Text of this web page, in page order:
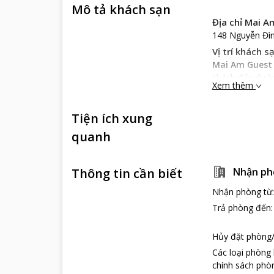
Mô tả khách sạn
Địa chỉ Mai
148 Nguyễn
Vị trí khách
Mai Am Guest
khách đến du
Đặc trưng
đặc sản của
với bất kỳ nhà
miền khác
Dịch vụ khác
Am Guest
massage để
Ngoài ra, đội
Xem thêm
Tiện ích xung
quanh
Thông tin cần biết Nhận
Nhận phòng từ:
Trả phòng đến:
Hủy đặt
Các loại
chính sách